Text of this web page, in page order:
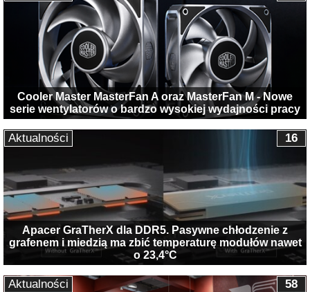
Cooler Master MasterFan A oraz MasterFan M - Nowe
serie wentylatorów o bardzo wysokiej wydajności pracy
Apacer GraTherX dla DDR5. Pasywne chłodzenie z
grafenem i miedzią ma zbić temperaturę modułów nawet
o 23,4°C
16
Aktualności
58
Aktualności